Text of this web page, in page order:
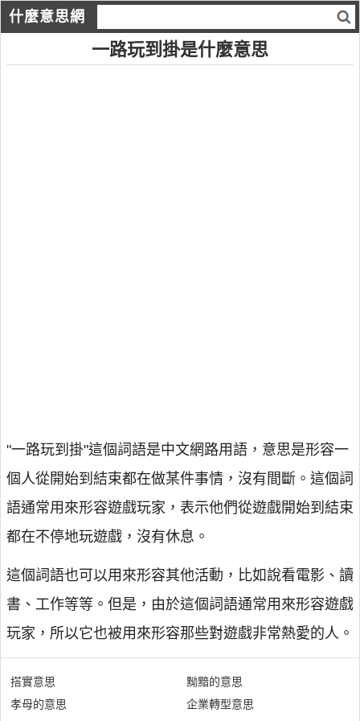
什麼意思網
一路玩到掛是什麼意思
"一路玩到掛"這個詞語是中文網路用語，意思是形容一
個人從開始到結束都在做某件事情，沒有間斷。這個詞
語通常用來形容遊戲玩家，表示他們從遊戲開始到結束
都在不停地玩遊戲，沒有休息。
這個詞語也可以用來形容其他活動，比如說看電影、讀
書、工作等等。但是，由於這個詞語通常用來形容遊戲
玩家，所以它也被用來形容那些對遊戲非常熱愛的人。
搭實意思
孝母的意思
黝黯的意思
企業轉型意思